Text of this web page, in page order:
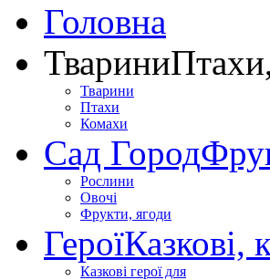
Головна
Тварини
Тварини
Птахи
Комахи
Сад Город
Рослини
Овочі
Фрукти, ягоди
ГероїКазкові,
Казкові герої для